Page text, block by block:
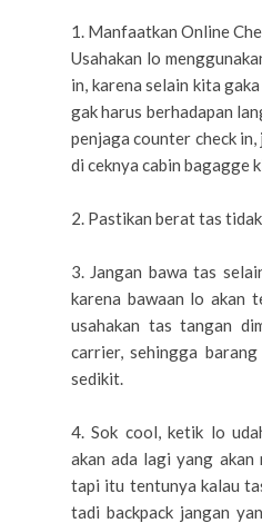
1. Manfaatkan Online
Usahakan lo
in, karena selain kita
gak harus berhadapan
penjaga counter check
di ceknya cabin bagagge
2. Pastikan berat tas
3. Jangan bawa tas
karena bawaan lo akan
usahakan tas tangan
carrier, sehingga
sedikit.
4. Sok cool, ketik lo
akan ada lagi yang akan
tapi itu tentunya kalau
tadi backpack jangan